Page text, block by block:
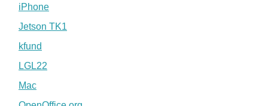
iPhone
Jetson TK1
kfund
LGL22
Mac